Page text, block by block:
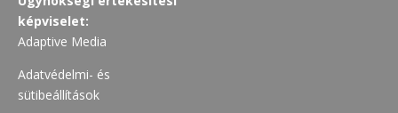
képviselet:
Adaptive Media
Adatvédelmi- és
sütibeállítások